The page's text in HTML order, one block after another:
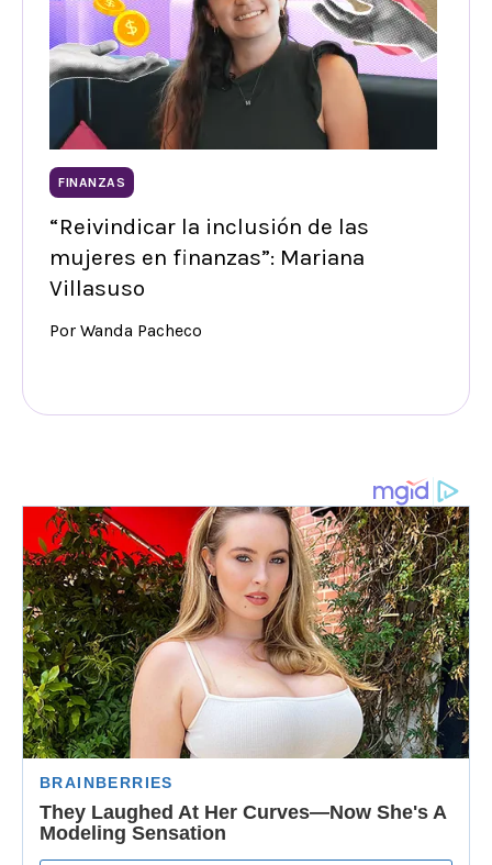
FINANZAS
“Reivindicar la inclusión de las
mujeres en finanzas”: Mariana
Villasuso
Por Wanda Pacheco